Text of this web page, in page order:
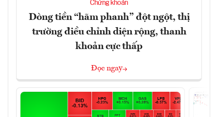
Chứng khoán
Dòng tiền “hãm phanh” đột ngột, thị
trường điều chỉnh diện rộng, thanh
khoản cực thấp
Đọc ngay